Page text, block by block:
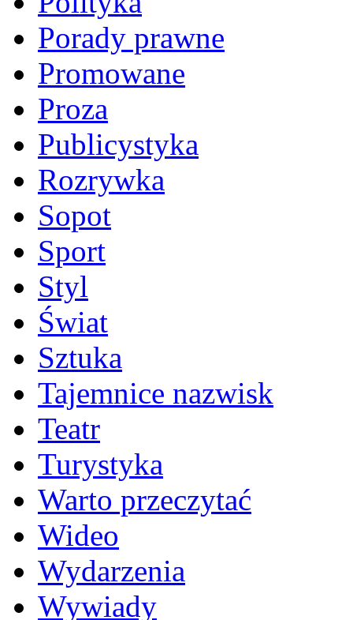
Porady prawne
Promowane
Proza
Publicystyka
Rozrywka
Sopot
Sport
Styl
Świat
Sztuka
Tajemnice nazwisk
Teatr
Turystyka
Warto przeczytać
Wideo
Wydarzenia
Wywiady